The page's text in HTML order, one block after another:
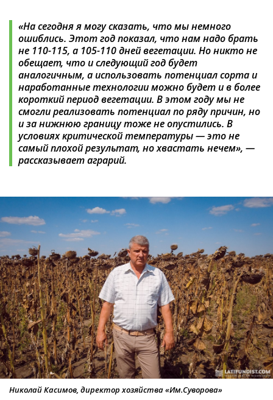
«На сегодня я могу сказать, что мы немного
ошиблись. Этот год показал, что нам надо брать
не 110-115, а 105-110 дней вегетации. Но никто не
обещает, что и следующий год будет
аналогичным, а использовать потенциал сорта и
наработанные технологии можно будет и в более
короткий период вегетации. В этом году мы не
смогли реализовать потенциал по ряду причин, но
и за нижнюю границу тоже не опустились. В
условиях критической температуры — это не
самый плохой результат, но хвастать нечем», —
рассказывает аграрий.
Николай Касимов, директор хозяйства «Им.Суворова»